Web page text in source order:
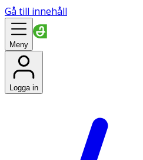
Gå till innehåll
Meny
Logga in